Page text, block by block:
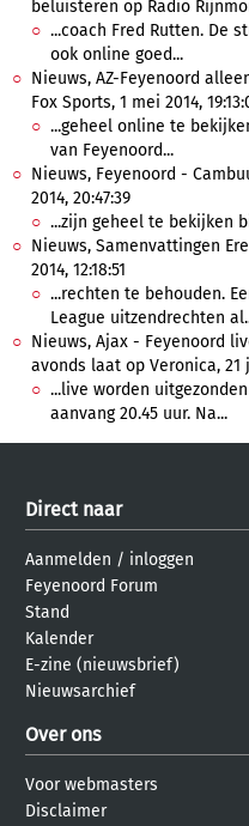
beluisteren op Radio
...coach Fred Rutten. De
ook online goed...
Nieuws, AZ-Feyenoord
Fox Sports, 1 mei 2014,
...geheel online te
van Feyenoord...
Nieuws, Feyenoord -
2014, 20:47:39
...zijn geheel te bekijken
Nieuws, Samenvattingen
2014, 12:18:51
...rechten te behouden.
League uitzendrechten
Nieuws, Ajax - Feyenoord
avonds laat op Veronica, 21
...live worden
aanvang 20.45 uur. Na...
Direct naar
Aanmelden / inloggen
Feyenoord Forum
Stand
Kalender
E-zine (nieuwsbrief)
Nieuwsarchief
Over ons
Voor webmasters
Disclaimer